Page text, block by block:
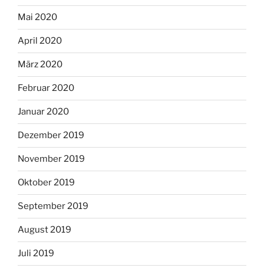
Mai 2020
April 2020
März 2020
Februar 2020
Januar 2020
Dezember 2019
November 2019
Oktober 2019
September 2019
August 2019
Juli 2019